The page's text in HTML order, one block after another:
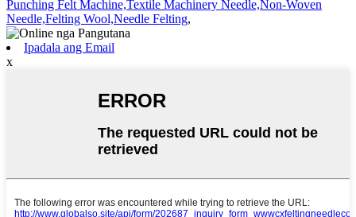
Punching Felt Machine,Textile Machinery Needle,Non-Woven
Needle,Felting Wool,Needle Felting,
Ipadala ang Email
x